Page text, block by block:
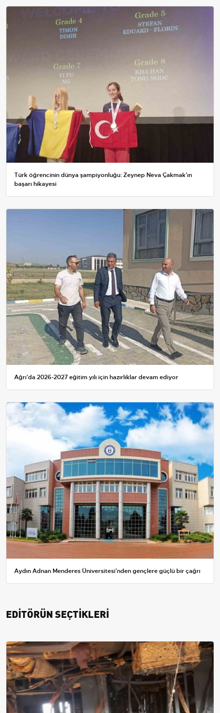
Türk öğrencinin dünya şampiyonluğu: Zeynep Neva Çakmak’ın
başarı hikayesi
Ağrı'da 2026-2027 eğitim yılı için hazırlıklar devam ediyor
Aydın Adnan Menderes Üniversitesi'nden gençlere güçlü bir çağrı
EDİTÖRÜN SEÇTİKLERİ